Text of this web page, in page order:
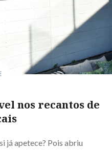
nos recantos de
já apetece? Pois abriu